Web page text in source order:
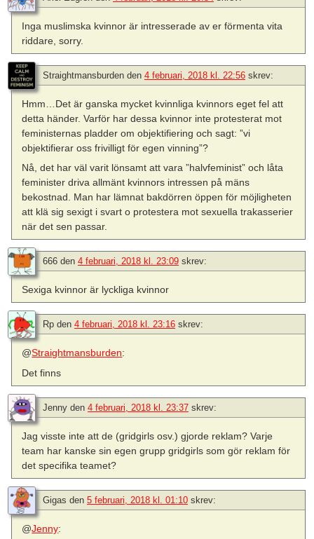
Inga muslimska kvinnor är intresserade av er förmenta vita
riddare, sorry.
Straightmansburden den 4 februari, 2018 kl. 22:56 skrev:
Hmm…Det är ganska mycket kvinnliga kvinnors eget fel att
detta händer. Varför har dessa kvinnor inte protesterat mot
feministernas pladder om objektifiering och sagt: ”vi
objektifierar oss frivilligt för egen vinning”?
Nå, det har väl varit lönsamt att vara ”halvfeminist” och låta
feminister driva allmänt kvinnors intressen på mäns
bekostnad. Man har lämnat bakdörren öppen för möjligheten
att klä sig sexigt i svart o protestera mot sexuella trakasserier
när det sen passar.
666 den 4 februari, 2018 kl. 23:09 skrev:
Sexiga kvinnor är lyckliga kvinnor
Rp den 4 februari, 2018 kl. 23:16 skrev:
@Straightmansburden:
Det finns
Jenny den 4 februari, 2018 kl. 23:37 skrev:
Jag visste inte att de (gridgirls osv.) gjorde reklam? Varje
team har kanske sin egen grupp gridgirls som gör reklam för
det specifika teamet?
Gigas den 5 februari, 2018 kl. 01:10 skrev:
@Jenny: